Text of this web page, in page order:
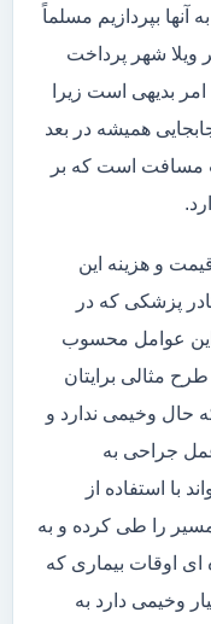
بپردازیم مسلماً
شهر پرداخت
بدیهی است زیرا
همیشه در بعد
مسافت است که بر
و هزینه این
پزشکی که در
این عوامل محسوب
مثالی برایتان
حال وخیمی ندارد و
جراحی به
با استفاده از
مسیر را طی کرده و به
اوقات بیماری که
وخیمی دارد به